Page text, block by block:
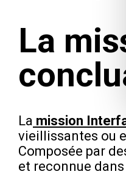
La
La mission
vieillissantes ou
Composée par
et reconnue